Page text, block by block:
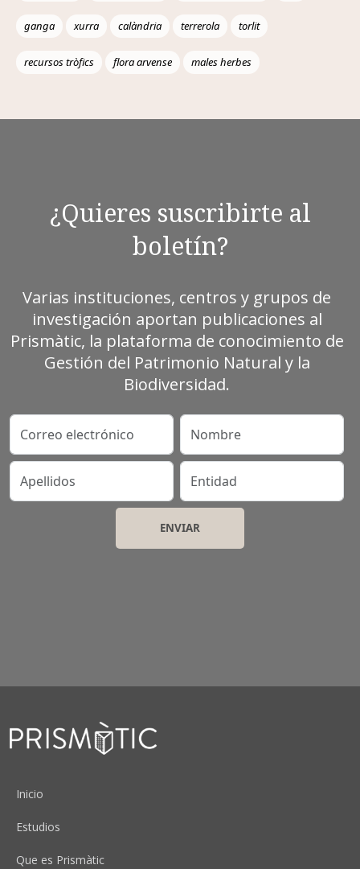
ganga xurra calàndria terrerola torlit
recursos tròfics flora arvense males herbes
¿Quieres suscribirte al
boletín?
Varias instituciones, centros y grupos de
investigación aportan publicaciones al
Prismàtic, la plataforma de conocimiento de
Gestión del Patrimonio Natural y la
Biodiversidad.
Correo electrónico Nombre
Apellidos Entidad
Peu
Inicio
Estudios
Que es Prismàtic